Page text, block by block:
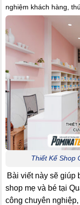
nghiệm khách hàng,
Thiết Kế Shop
Bài viết này sẽ giúp
shop mẹ và bé tại
công chuyên